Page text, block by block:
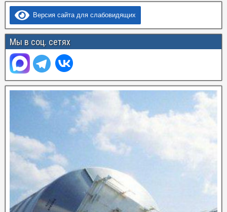
Версия сайта для слабовидящих
Мы в соц. сетях